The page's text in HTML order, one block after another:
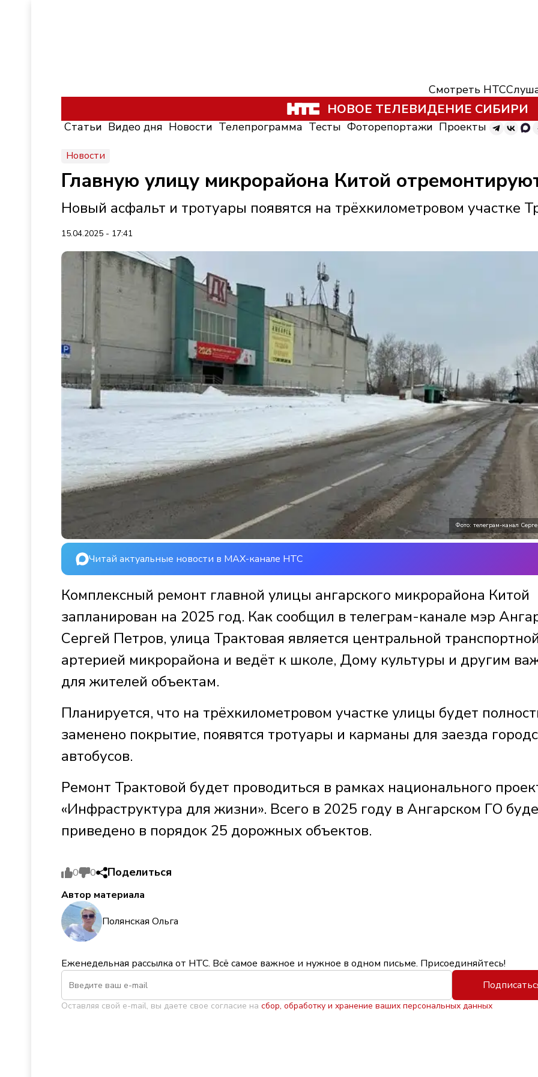
Смотреть НТС
НОВОЕ ТЕЛЕВИДЕНИЕ СИБИРИ
Статьи Видео дня Новости Телепрограмма Тесты Фоторепортажи Проекты
Новости
Главную улицу микрорайона Китой
Новый асфальт и тротуары появятся на трёхкилометровом участке
15.04.2025 - 17:41
Фото: телеграм-канал
Читай актуальные новости в MAX-канале НТС
Комплексный ремонт главной улицы ангарского микрорайона Китой
запланирован на 2025 год. Как сообщил в телеграм-канале мэр
Сергей Петров, улица Трактовая является центральной
артерией микрорайона и ведёт к школе, Дому культуры и другим
для жителей объектам.
Планируется, что на трёхкилометровом участке улицы будет
заменено покрытие, появятся тротуары и карманы для заезда
автобусов.
Ремонт Трактовой будет проводиться в рамках национального
«Инфраструктура для жизни». Всего в 2025 году в Ангарском ГО
приведено в порядок 25 дорожных объектов.
0 0 Поделиться
Автор материала
Полянская Ольга
Еженедельная рассылка от НТС. Всё самое важное и нужное в одном письме. Присоединяйтесь!
Оставляя свой e-mail, вы даете свое согласие на сбор, обработку и хранение ваших персональных данных